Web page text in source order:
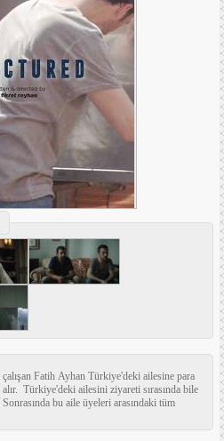
Fatih Ayhan Türkiye'deki ailesine para
Türkiye'deki ailesini ziyareti sırasında bile
bu aile üyeleri arasındaki tüm